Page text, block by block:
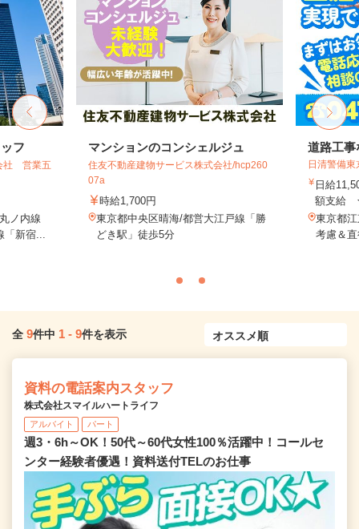
フ
社 営業五
ノ内線
新宿...
マンションのコンシェルジュ
住友不動産建物サービス株式会社/hcp260
07a
時給1,700円
東京都中央区晴海/都営大江戸線「勝
どき駅」徒歩5分
道路工事
日清警備
日給
額支給
東京都
考慮＆
全 9件中 1 - 9件を表示
資料の電話案内スタッフ
株式会社スマイルハートライフ
アルバイト パート
週3・6h～OK！50代～60代女性100％活躍中！コールセ
ンター経験者優遇！資料送付TELのお仕事